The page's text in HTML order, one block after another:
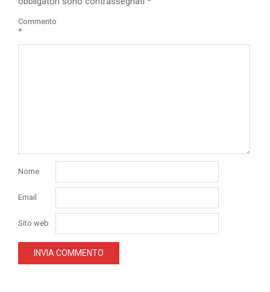
Commento
*
Nome
Email
Sito web